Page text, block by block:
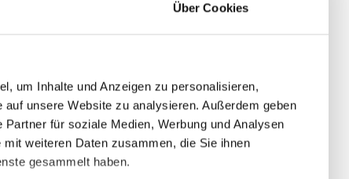
Über Cookies
um Inhalte und Anzeigen zu personalisieren,
unsere Website zu analysieren. Außerdem geben
für soziale Medien, Werbung und Analysen
weiteren Daten zusammen, die Sie ihnen
gesammelt haben.
the browser console for more information)